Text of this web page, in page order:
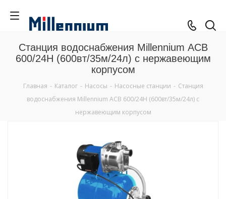
Станция водоснабжения Millennium АСВ
600/24Н (600вт/35м/24л) с нержавеющим
корпусом
Главная - Каталог - Насосы - Насосные станции - Станция
водоснабжения Millennium АСВ 600/24Н (600вт/35м/24л) с
нержавеющим корпусом